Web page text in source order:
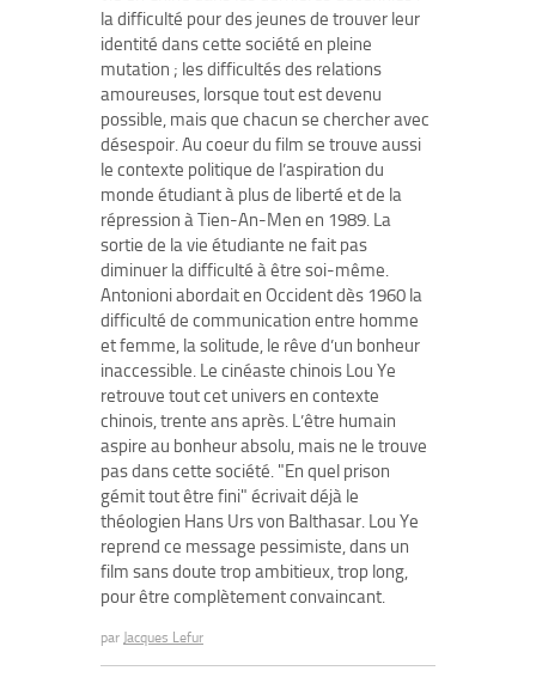
la difficulté pour des jeunes de trouver leur
identité dans cette société en pleine
mutation ; les difficultés des relations
amoureuses, lorsque tout est devenu
possible, mais que chacun se chercher avec
désespoir. Au coeur du film se trouve aussi
le contexte politique de l’aspiration du
monde étudiant à plus de liberté et de la
répression à Tien-An-Men en 1989. La
sortie de la vie étudiante ne fait pas
diminuer la difficulté à être soi-même.
Antonioni abordait en Occident dès 1960 la
difficulté de communication entre homme
et femme, la solitude, le rêve d’un bonheur
inaccessible. Le cinéaste chinois Lou Ye
retrouve tout cet univers en contexte
chinois, trente ans après. L’être humain
aspire au bonheur absolu, mais ne le trouve
pas dans cette société. "En quel prison
gémit tout être fini" écrivait déjà le
théologien Hans Urs von Balthasar. Lou Ye
reprend ce message pessimiste, dans un
film sans doute trop ambitieux, trop long,
pour être complètement convaincant.
par Jacques Lefur